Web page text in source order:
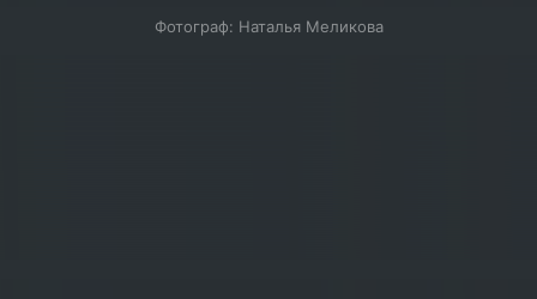
Фотограф: Наталья Меликова